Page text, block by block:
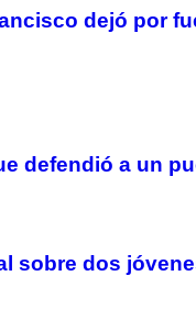
dejó por
defendió a un
sobre dos